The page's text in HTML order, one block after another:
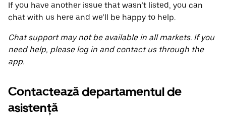
If you have another issue that wasn’t listed, you can
chat with us here and we’ll be happy to help.
Chat support may not be available in all markets. If you
need help, please log in and contact us through the
app.
Contactează departamentul de
asistență